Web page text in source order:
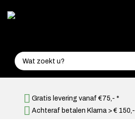
Gratis levering vanaf €75,- *
Achteraf betalen Klarna > € 150,-